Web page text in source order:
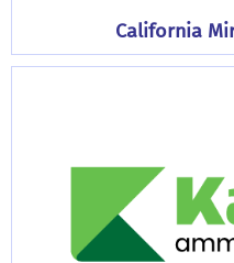
California